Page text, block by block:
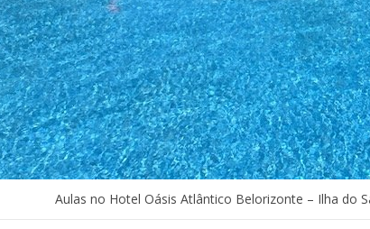
Aulas no Hotel Oásis Atlântico Belorizonte – Ilha do